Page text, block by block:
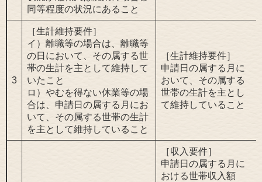
同等程度の状況にあること
3
［生計維持要件］
イ）離職等の場合は、離職等
の日において、その属する世
帯の生計を主として維持して
いたこと
ロ）やむを得ない休業等の場
合は、申請日の属する月にお
いて、その属する世帯の生計
を主として維持していること
［生計維持要件］
申請日の属する月に
おいて、その属する
世帯の生計を主とし
て維持していること
［収入要件］
申請日の属する月に
おける世帯収入額